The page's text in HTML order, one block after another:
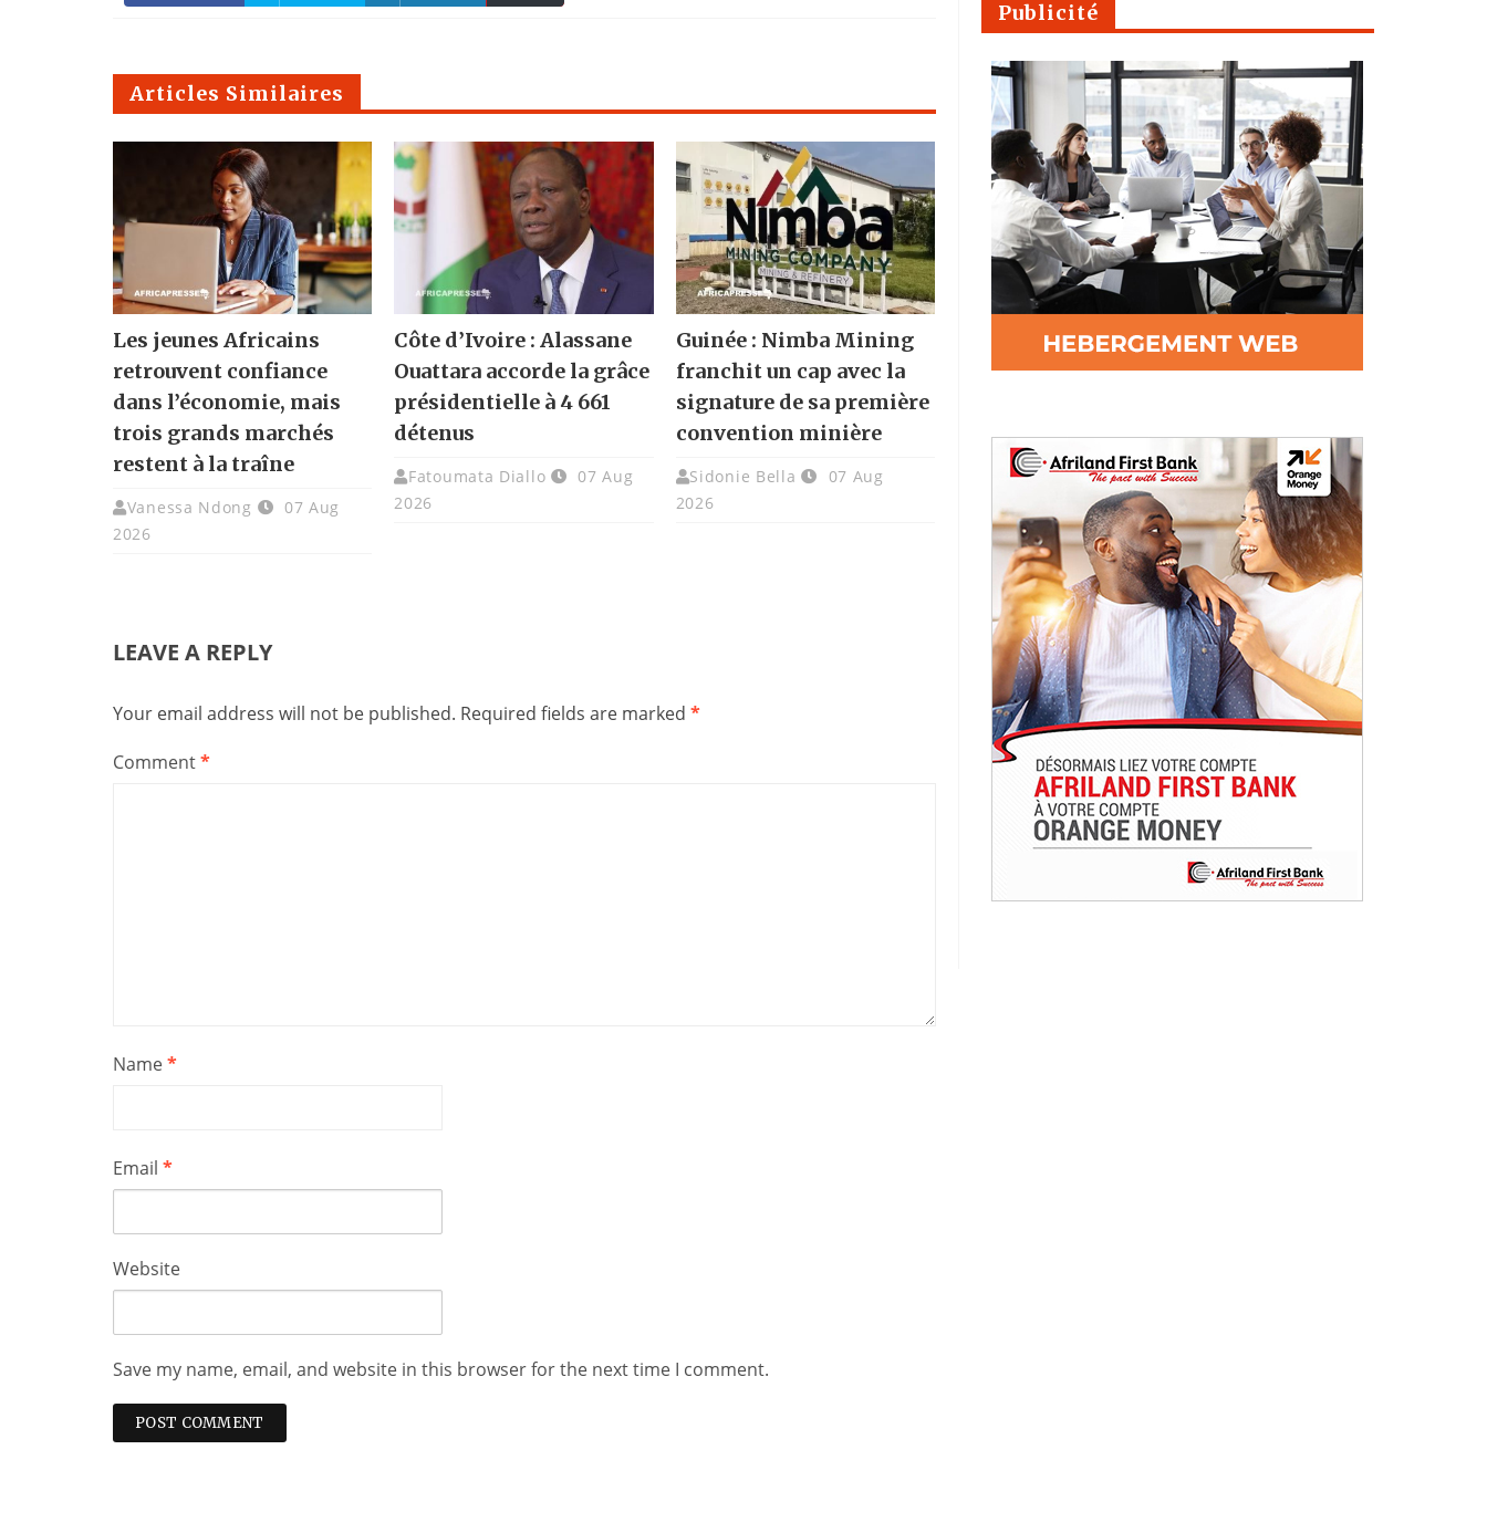
Articles Similaires
Les jeunes Africains
retrouvent confiance
dans l’économie, mais
trois grands marchés
restent à la traîne
Vanessa Ndong
07 Aug
2026
Côte d’Ivoire : Alassane
Ouattara accorde la grâce
présidentielle à 4 661
détenus
Fatoumata Diallo
07 Aug
2026
Guinée : Nimba Mining
franchit un cap avec la
signature de sa première
convention minière
Sidonie Bella
07 Aug
2026
LEAVE A REPLY
Your email address will not be published. Required fields are marked *
Comment*
Name*
Email *
Website
Save my name, email, and website in this browser for the next time I comment.
Publicité